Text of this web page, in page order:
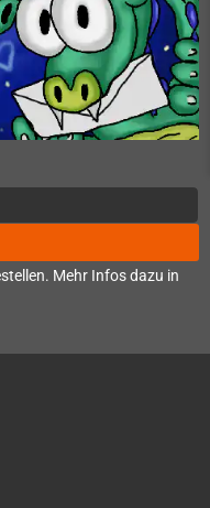
Mehr Infos dazu in